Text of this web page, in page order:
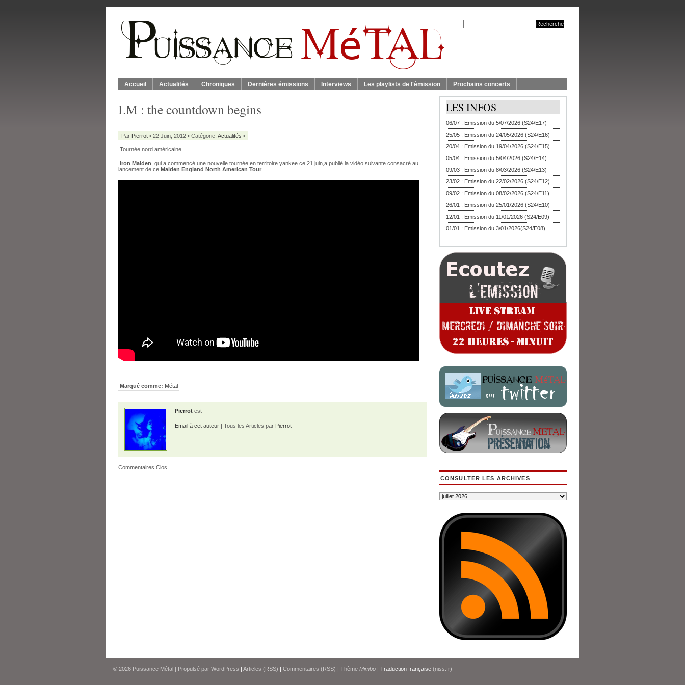
Accueil Actualités Chroniques Dernières émissions Interviews Les playlists de l'émission Prochains concerts
I.M : the countdown begins
Par Pierrot • 22 Juin, 2012 • Catégorie: Actualités •
Tournée nord américaine
Iron Maiden , qui a commencé une nouvelle tournée en territoire yankee ce 21 juin,a publié la vidéo suivante consacré au
lancement de ce Maiden England North American Tour
Marqué comme: Métal
Pierrot est
Email à cet auteur | Tous les Articles par Pierrot
Commentaires Clos.
LES INFOS
06/07 : Emission du 5/07/2026 (S24/E17)
25/05 : Emission du 24/05/2026 (S24/E16)
20/04 : Emission du 19/04/2026 (S24/E15)
05/04 : Emission du 5/04/2026 (S24/E14)
09/03 : Emission du 8/03/2026 (S24/E13)
23/02 : Emission du 22/02/2026 (S24/E12)
09/02 : Emission du 08/02/2026 (S24/E11)
26/01 : Emission du 25/01/2026 (S24/E10)
12/01 : Emission du 11/01/2026 (S24/E09)
01/01 : Emission du 3/01/2026(S24/E08)
CONSULTER LES ARCHIVES
© 2026 Puissance Métal | Propulsé par WordPress | Articles (RSS) | Commentaires (RSS) | Thème Mimbo | Traduction française (niss.fr)